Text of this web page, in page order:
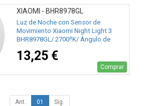
XIAOMI - BHR8978GL
Luz de Noche con Sensor de
Movimiento Xiaomi Night Light 3
BHR8978GL/ 2700ºK/ Ángulo de
13,25 €
Comprar
Ant. 01 Sig.